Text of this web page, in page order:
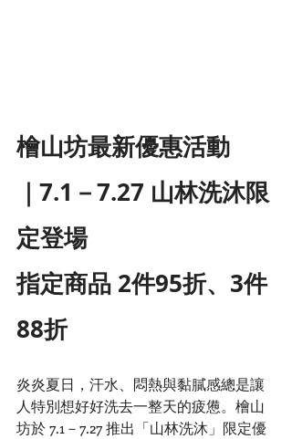
檜山坊最新優惠活動
｜7.1－7.27 山林洗沐限
定登場
指定商品 2件95折、3件
88折
炎炎夏日，汗水、悶熱與黏膩感總是讓
人特別想好好洗去一整天的疲憊。檜山
坊於 7.1－7.27 推出「山林洗沐」限定優